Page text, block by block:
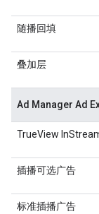
随播回填
叠加层
Ad Manager Ad
TrueView
插播可选广告
标准插播广告